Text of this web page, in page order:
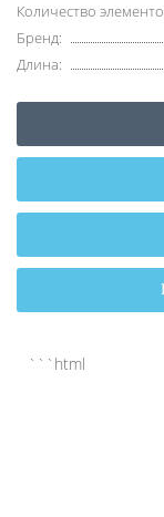
Количество
Бренд:
Длина:
```html